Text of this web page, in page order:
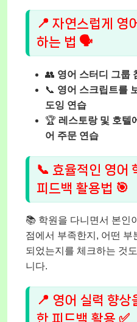
📍 자연스럽게 영
하는 법 🗣️
👥 영어 스터디 그룹
📞 영어 스크립트를
도잉 연습
🏆 레스토랑 및 호텔
어 주문 연습
📞 효율적인 영어
피드백 활용법 🎯
📚 학원을 다니면서 본인
점에서 부족한지, 어떤 부
되었는지를 체크하는 것
니다.
📍 영어 실력 향상
한 피드백 활용 ✅